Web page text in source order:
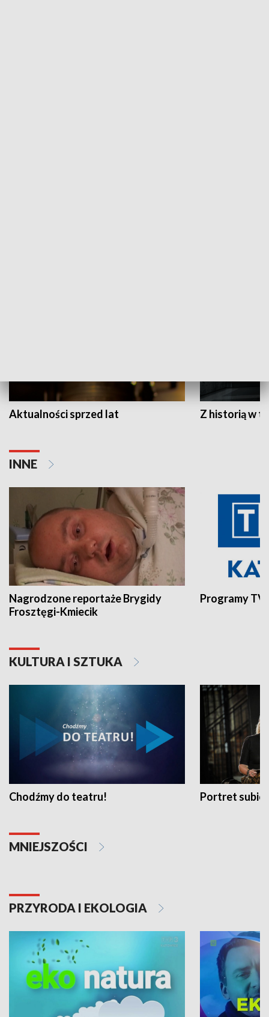
Aktualności sprzed lat Z historią w
INNE
Nagrodzone reportaże Brygidy
Frosztęgi-Kmiecik
Programy
KULTURA I SZTUKA
Chodźmy do teatru! Portret
MNIEJSZOŚCI
PRZYRODA I EKOLOGIA